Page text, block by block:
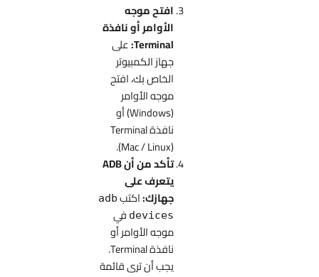
افتح موجه
الأوامر أو نافذة
Terminal:على
جهاز الكمبيوتر
الخاص بك، افتح
موجه الأوامر
(Windows) أو
نافذة Terminal
(Mac / Linux).
تأكد من أن ADB
يتعرف على
اكتبadb
devicesفي
موجه الأوامر أو
نافذة Terminal.
يجب أن ترى قائمة